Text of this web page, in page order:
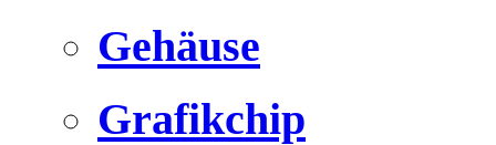
Gehäuse
Grafikchip